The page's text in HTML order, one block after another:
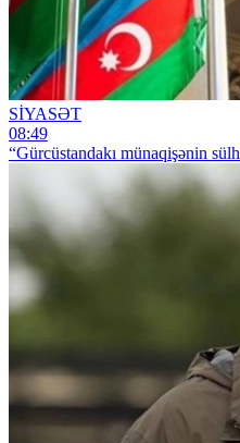
SİYASƏT
08:49
“Gürcüstandakı münaqişənin